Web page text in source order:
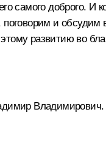
самого доброго. И
и обсудим
этому развитию во
Владимирович.